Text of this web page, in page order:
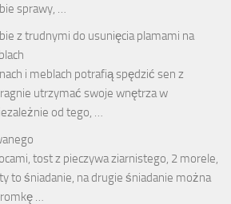
sprawy, …
z trudnymi do usunięcia plamami na
i meblach potrafią spędzić sen z
utrzymać swoje wnętrza w
od tego, …
tost z pieczywa ziarnistego, 2 morele,
to śniadanie, na drugie śniadanie można
…